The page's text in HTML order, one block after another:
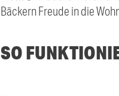
Bäckern Freude in die
SO